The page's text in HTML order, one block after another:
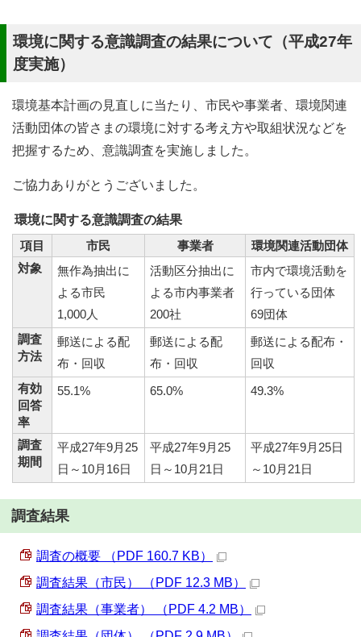
環境に関する意識調査の結果について（平成27年
度実施）
環境基本計画の見直しに当たり、市民や事業者、環境関連
活動団体の皆さまの環境に対する考え方や取組状況などを
把握するため、意識調査を実施しました。
ご協力ありがとうございました。
環境に関する意識調査の結果
項目
市民 事業者
環境関連活動団体
対象
無作為抽出に
よる市民
1,000人
活動区分抽出に
よる市内事業者
200社
市内で環境活動を
行っている団体
69団体
調査
方法
郵送による配
布・回収
郵送による配
布・回収
郵送による配布・
回収
有効
回答
率
55.1% 65.0% 49.3%
調査
期間
平成27年9月25
日～10月16日
平成27年9月25
日～10月21日
平成27年9月25日
～10月21日
調査結果
調査の概要 （PDF 160.7 KB）
調査結果（市民） （PDF 12.3 MB）
調査結果（事業者） （PDF 4.2 MB）